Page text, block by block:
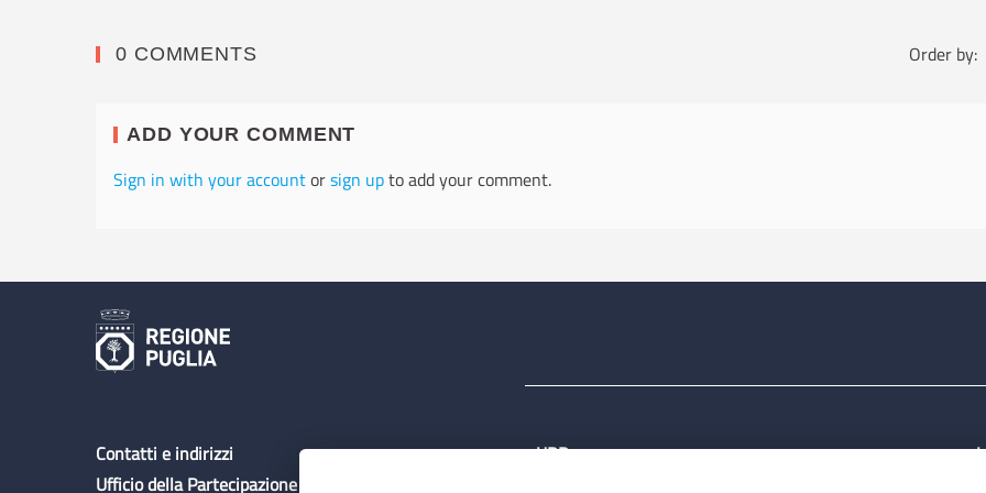
0 COMMENTS Order by:
ADD YOUR COMMENT
Sign in with your accountorsign upto add your comment.
Contatti e indirizzi
Ufficio della Partecipazione
URP